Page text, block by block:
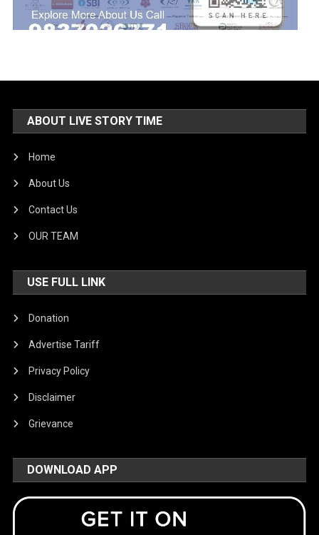
ABOUT LIVE STORY TIME
Home
About Us
Contact Us
OUR TEAM
USE FULL LINK
Donation
Advertise Tariff
Privacy Policy
Disclaimer
Grievance
DOWNLOAD APP